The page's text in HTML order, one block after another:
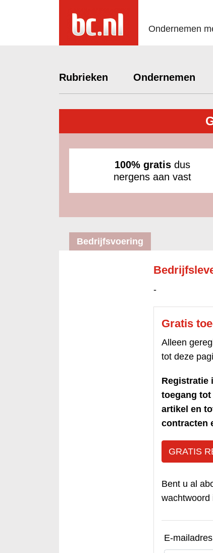
Ondernemen
Rubrieken Ondernemen
100% gratis dus
nergens aan vast
Bedrijfsvoering
-
Gratis
Alleen
tot deze
Registratie
toegang
artikel en
contracten
GRATIS
Bent u al
wachtwoord
E-